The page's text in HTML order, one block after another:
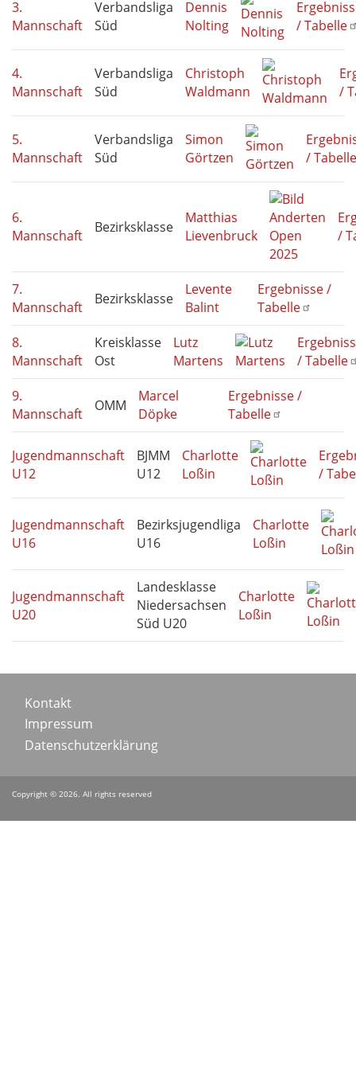
3.
Mannschaft
Verbandsliga
Süd
Dennis
Nolting
/ Tabelle
4.
Mannschaft
Verbandsliga
Süd
Christoph
Waldmann
/
5.
Mannschaft
Verbandsliga
Süd
Simon
Görtzen
/ Tabelle
6.
Mannschaft
Bezirksklasse
Matthias
Lievenbruck
/
7.
Mannschaft
Bezirksklasse
Levente
Balint
Ergebnisse /
Tabelle
8.
Mannschaft
Kreisklasse
Ost
Lutz
Martens
/ Tabelle
9.
Mannschaft
OMM
Marcel
Döpke
Ergebnisse /
Tabelle
Jugendmannschaft
U12
BJMM
U12
Charlotte
Loßin
/
Jugendmannschaft
U16
Bezirksjugendliga
U16
Charlotte
Loßin
Jugendmannschaft
U20
Landesklasse
Niedersachsen
Süd U20
Charlotte
Loßin
Footer
menu
Kontakt
Impressum
Datenschutzerklärung
Copyright © 2026. All rights reserved